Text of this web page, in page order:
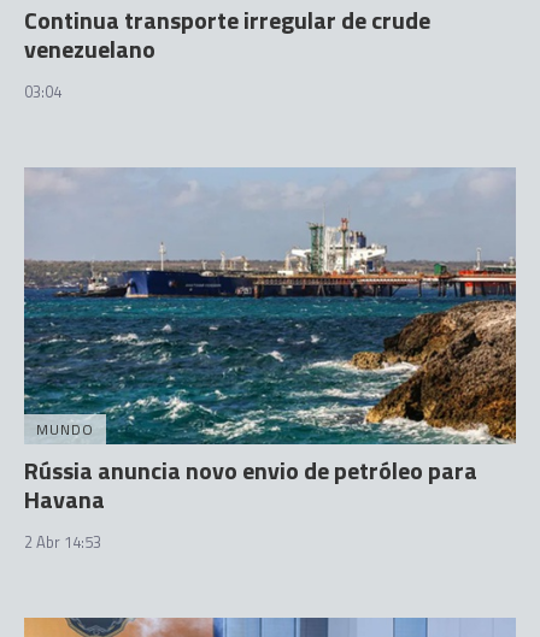
Continua transporte irregular de crude
venezuelano
03:04
MUNDO
Rússia anuncia novo envio de petróleo para
Havana
2 Abr 14:53